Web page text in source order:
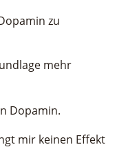
zu
mehr
Dopamin.
mir keinen Effekt